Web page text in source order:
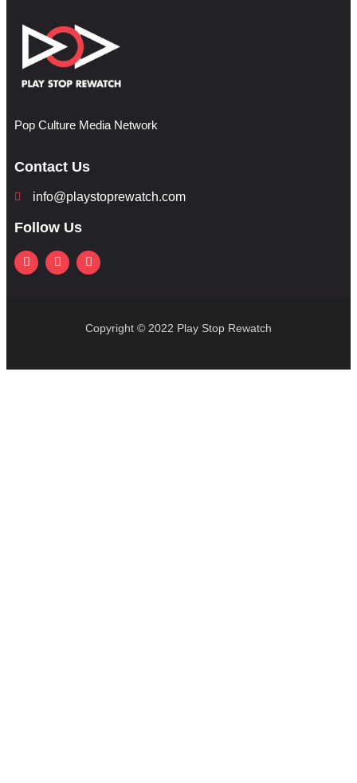
Pop Culture Media Network
Contact Us
info@playstoprewatch.com
Follow Us
Copyright © 2022 Play Stop Rewatch